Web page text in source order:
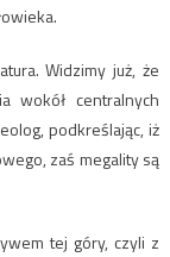
Widzimy już, że
wokół centralnych
podkreślając, iż
zaś megality są
tej góry, czyli z